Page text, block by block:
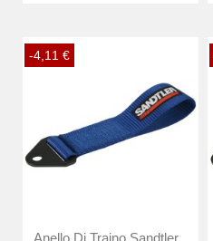
-4,11 €